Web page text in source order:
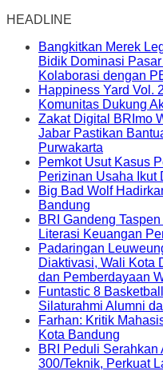
HEADLINE
Bangkitkan Merek
Bidik Dominasi
Kolaborasi dengan
Happiness Yard Vol.
Komunitas Dukung
Zakat Digital BRImo
Jabar Pastikan
Purwakarta
Pemkot Usut Kasus
Perizinan Usaha Ikut
Big Bad Wolf
Bandung
BRI Gandeng
Literasi Keuangan
Padaringan
Diaktivasi, Wali Kota
dan Pemberdayaan
Funtastic 8
Silaturahmi Alumni
Farhan: Kritik
Kota Bandung
BRI Peduli
300/Teknik, Perkuat